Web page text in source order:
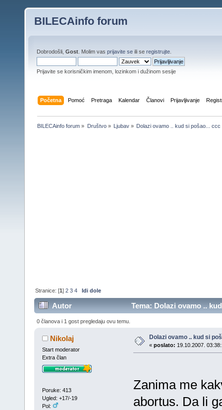
BILECAinfo forum
Dobrodošli, Gost . Molim vas prijavite se ili se registrujte
Prijavite se korisničkim imenom, lozinkom i dužinom sesije
Početna Pomoć Pretraga Kalendar Članovi Prijavljivanje
BILECAinfo forum » Društvo» Ljubav» Dolazi ovamo .. kud si pošao... ccc
Stranice: [1]2 3 4 Idi dole
Autor Tema: Dolazi ovamo ..
0 članova i 1 gost pregledaju ovu temu.
Nikolaj
Start moderator
Extra član
Poruke: 413
Ugled: +17/-19
Pol:
Dolazi ovamo .. kud si
« poslato: 19.10.2007.
Zanima me
abortus. Da li